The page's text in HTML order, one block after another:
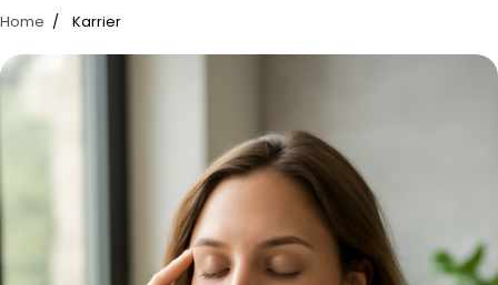
Home Karrier